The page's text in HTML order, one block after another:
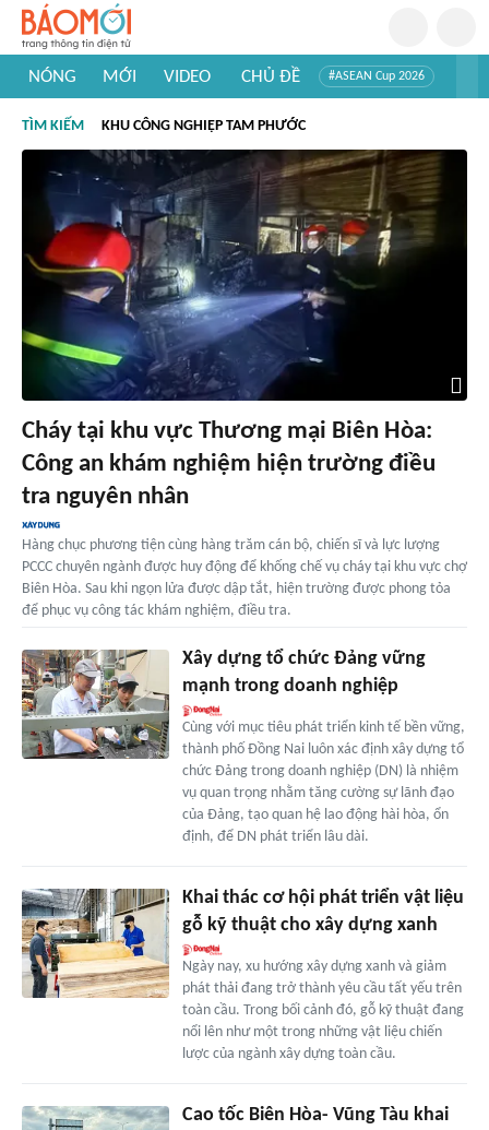
NÓNG MỚI VIDEO CHỦ ĐỀ #ASEAN Cup 2026
#Khám phá thế giới
TÌM KIẾM KHU CÔNG NGHIỆP TAM PHƯỚC
Cháy tại khu vực Thương mại Biên Hòa:
Công an khám nghiệm hiện trường điều
tra nguyên nhân
Hàng chục phương tiện cùng hàng trăm cán bộ, chiến sĩ và lực lượng
PCCC chuyên ngành được huy động để khống chế vụ cháy tại khu vực chợ
Biên Hòa. Sau khi ngọn lửa được dập tắt, hiện trường được phong tỏa
để phục vụ công tác khám nghiệm, điều tra.
Xây dựng tổ chức Đảng vững
mạnh trong doanh nghiệp
Cùng với mục tiêu phát triển kinh tế bền vững,
thành phố Ðồng Nai luôn xác định xây dựng tổ
chức Ðảng trong doanh nghiệp (DN) là nhiệm
vụ quan trọng nhằm tăng cường sự lãnh đạo
của Ðảng, tạo quan hệ lao động hài hòa, ổn
định, để DN phát triển lâu dài.
Khai thác cơ hội phát triển vật liệu
gỗ kỹ thuật cho xây dựng xanh
Ngày nay, xu hướng xây dựng xanh và giảm
phát thải đang trở thành yêu cầu tất yếu trên
toàn cầu. Trong bối cảnh đó, gỗ kỹ thuật đang
nổi lên như một trong những vật liệu chiến
lược của ngành xây dựng toàn cầu.
Cao tốc Biên Hòa- Vũng Tàu khai